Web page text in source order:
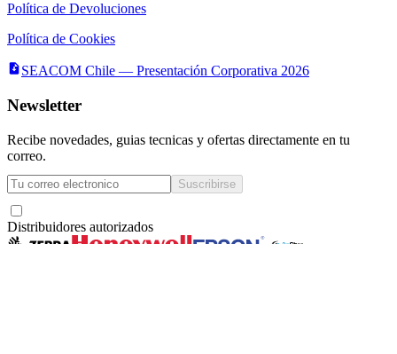
Política de Devoluciones
Política de Cookies
SEACOM Chile — Presentación Corporativa 2026
Newsletter
Recibe novedades, guias tecnicas y ofertas directamente en tu
correo.
Suscribirse
Distribuidores autorizados